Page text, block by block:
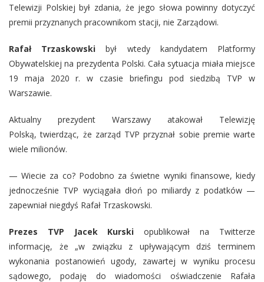
Telewizji Polskiej był zdania, że jego słowa powinny dotyczyć
premii przyznanych pracownikom stacji, nie Zarządowi.
Rafał Trzaskowski był wtedy kandydatem Platformy
Obywatelskiej na prezydenta Polski. Cała sytuacja miała miejsce
19 maja 2020 r. w czasie briefingu pod siedzibą TVP w
Warszawie.
Aktualny prezydent Warszawy atakował Telewizję
Polską, twierdząc, że zarząd TVP przyznał sobie premie warte
wiele milionów.
— Wiecie za co? Podobno za świetne wyniki finansowe, kiedy
jednocześnie TVP wyciągała dłoń po miliardy z podatków —
zapewniał niegdyś Rafał Trzaskowski.
Prezes TVP Jacek Kurski opublikował na Twitterze
informację, że „w związku z upływającym dziś terminem
wykonania postanowień ugody, zawartej w wyniku procesu
sądowego, podaję do wiadomości oświadczenie Rafała